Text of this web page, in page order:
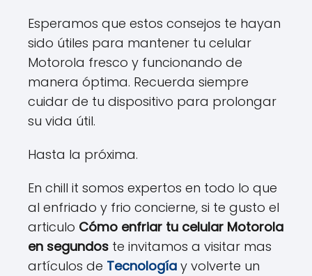
Esperamos que estos consejos te hayan
sido útiles para mantener tu celular
Motorola fresco y funcionando de
manera óptima. Recuerda siempre
cuidar de tu dispositivo para prolongar
su vida útil.
Hasta la próxima.
En chill it somos expertos en todo lo que
al enfriado y frio concierne, si te gusto el
articulo Cómo enfriar tu celular Motorola
en segundos te invitamos a visitar mas
artículos de Tecnología y volverte un